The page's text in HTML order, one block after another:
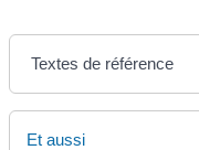
Textes de référence
Et aussi